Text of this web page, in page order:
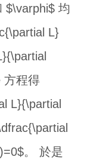
$\varphi$ 均
L}
方程得
L}{\partial
。 於是